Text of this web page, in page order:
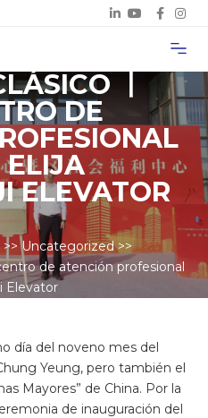
丨
DE
ELIJA
ELEVATOR
>>Uncategorized>>
de atención profesional
Elevator
día del noveno mes del
Yeung, pero también el
Mayores” de China. Por la
de inauguración del